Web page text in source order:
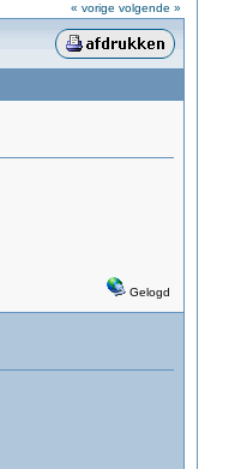
« vorige volgende »
Gelogd